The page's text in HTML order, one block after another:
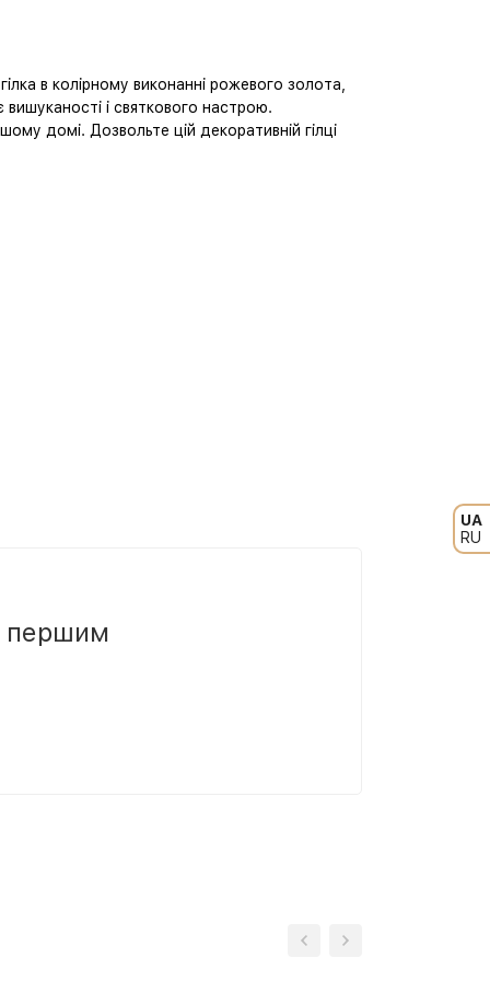
UA
RU
в колірному виконанні рожевого золота,
і святкового настрою.
домі. Дозвольте цій декоративній гілці
першим